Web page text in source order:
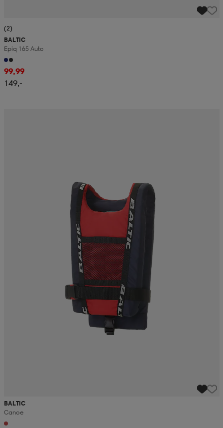
(2)
BALTIC
Epiq 165 Auto
99,99
149,-
BALTIC
Canoe